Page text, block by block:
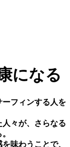
になる
フィンする⼈を
々が、さらなる
味わうことで、